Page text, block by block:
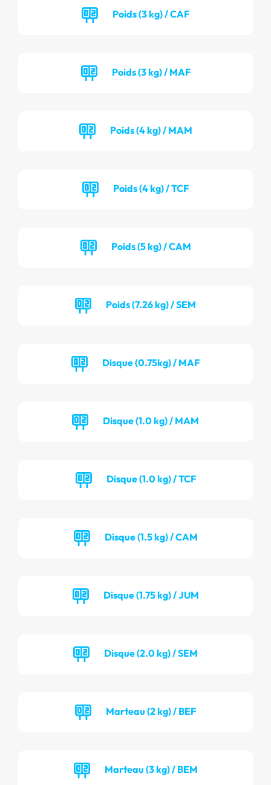
Poids (3 kg) / CAF
Poids (3 kg) / MAF
Poids (4 kg) / MAM
Poids (4 kg) / TCF
Poids (5 kg) / CAM
Poids (7.26 kg) / SEM
Disque (0.75kg) / MAF
Disque (1.0 kg) / MAM
Disque (1.0 kg) / TCF
Disque (1.5 kg) / CAM
Disque (1.75 kg) / JUM
Disque (2.0 kg) / SEM
Marteau (2 kg) / BEF
Marteau (3 kg) / BEM